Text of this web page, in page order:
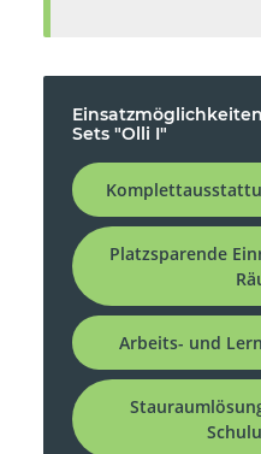
Sets "Olli I"
Platzsparende
Arbeits- und